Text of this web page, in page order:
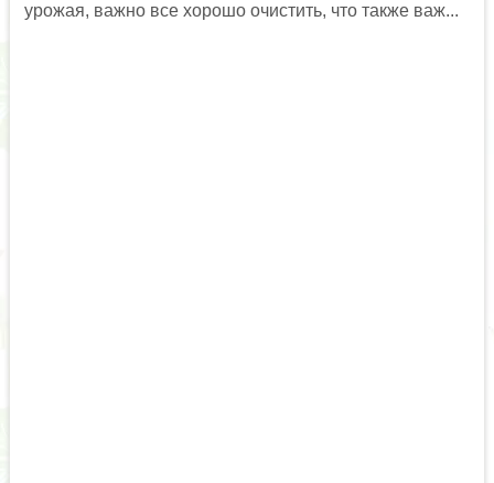
урожая, важно все хорошо очистить, что также важ...